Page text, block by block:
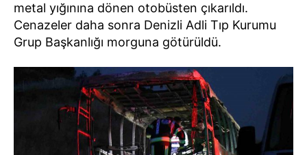
metal yığınına dönen otobüsten çıkarıldı.
Cenazeler daha sonra Denizli Adli Tıp Kurumu
Grup Başkanlığı morguna götürüldü.